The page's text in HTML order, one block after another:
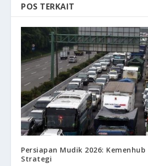
POS TERKAIT
Persiapan Mudik 2026:
Strategi